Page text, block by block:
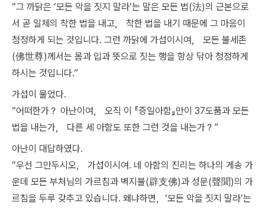
“그 까닭은 ‘모든 악을 짓지 말라’는 말은 모든 법(法)의 근본으로
서 곧 일체의 착한 법을 내고， 착한 법을 내기 때문에 그 마음이
청정하게 되는 것입니다. 그런 까닭에 가섭이시여， 모든 불세존
(佛世尊)께서는 몸과 입과 뜻으로 짓는 행을 항상 닦아 청정하게
하시는 것입니다.”
가섭이 물었다.
“어떠한가？ 아난이여， 오직 이 『증일아함』만이 37도품과 모든
법을 내는가， 다른 세 아함도 또한 그런 것을 내는가？”
아난이 대답하였다.
“우선 그만두시오， 가섭이시여. 네 아함의 진리는 하나의 게송 가
운데 모든 부처님의 가르침과 벽지불(辟支佛)과 성문(聲聞)의 가
르침을 두루 갖추고 있습니다. 왜냐하면，‘모든 악을 짓지 말라’는